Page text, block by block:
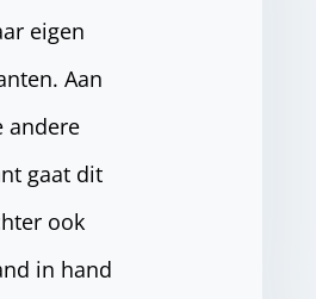
eigen
Aan
andere
gaat dit
ook
in hand